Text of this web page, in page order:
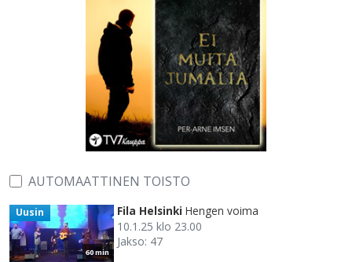
AUTOMAATTINEN TOISTO
60 min
Uusin Fila Helsinki Hengen voima
10.1.25 klo 23.00
Jakso: 47